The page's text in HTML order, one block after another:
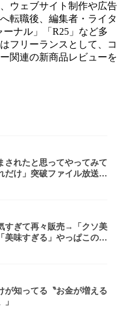
ウェブサイト制作や広告
転職後、編集者・ライタ
ーナル」「R25」など多
フリーランスとして、コ
関連の新商品レビューを
されたと思ってやってみて
だけ」突破ファイル放送で
すぎて再々販売→「クソ美
美味すぎる」やっぱこのク
が知ってる〝お金が増える